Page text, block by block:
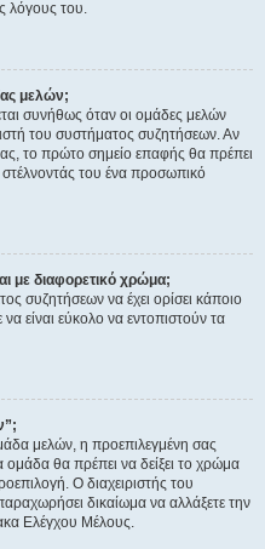
λόγους του.
μελών;
συνήθως όταν οι ομάδες μελών
του συστήματος συζητήσεων. Αν
το πρώτο σημείο επαφής θα πρέπει
στέλνοντάς του ένα προσωπικό
με διαφορετικό χρώμα;
συζητήσεων να έχει ορίσει κάποιο
είναι εύκολο να εντοπιστούν τα
μελών, η προεπιλεγμένη σας
ομάδα θα πρέπει να δείξει το χρώμα
Ο διαχειριστής του
δικαίωμα να αλλάξετε την
Ελέγχου Μέλους.